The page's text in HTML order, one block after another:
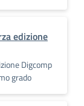
edizione
Digcomp
grado